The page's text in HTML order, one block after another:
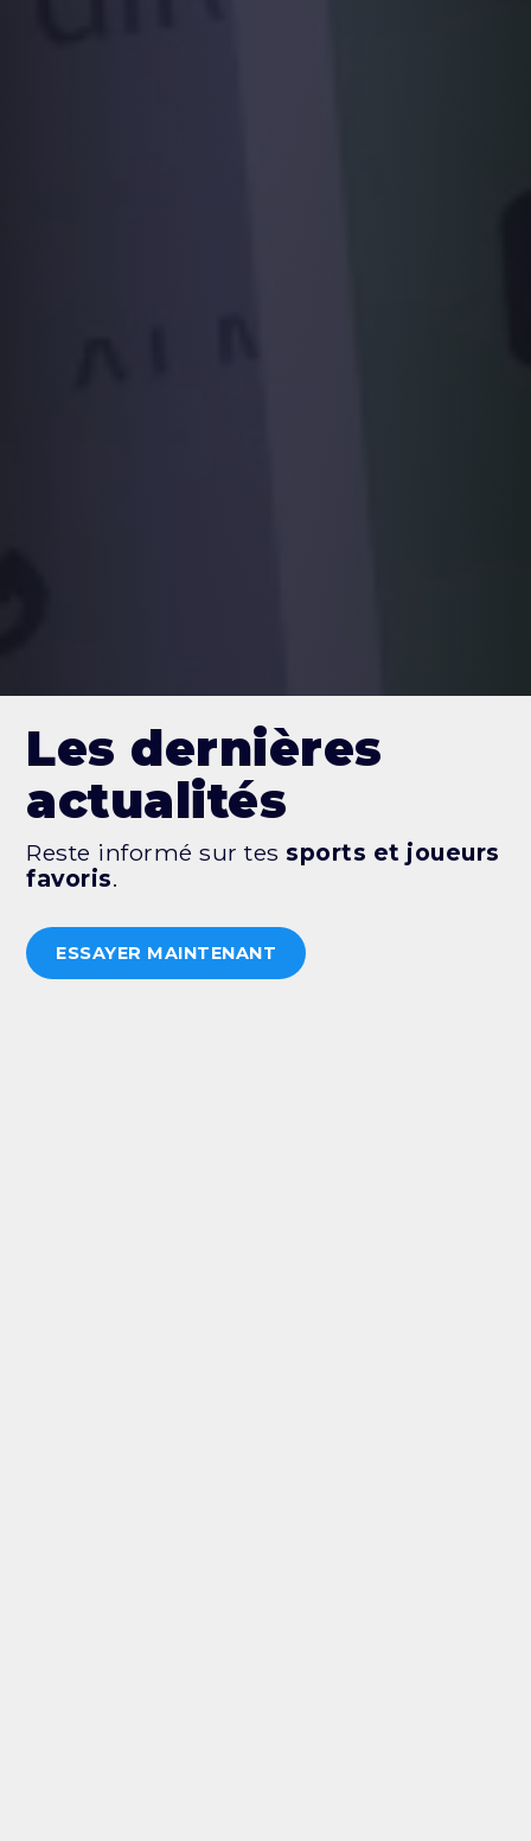
Les dernières
actualités
Reste informé sur tes sports et joueurs
favoris.
ESSAYER MAINTENANT